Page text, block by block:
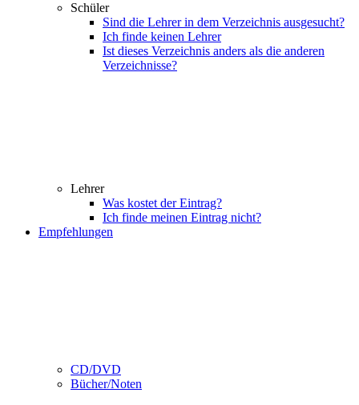
Schüler
Sind die Lehrer in dem Verzeichnis ausgesucht?
Ich finde keinen Lehrer
Ist dieses Verzeichnis anders als die anderen
Verzeichnisse?
Lehrer
Was kostet der Eintrag?
Ich finde meinen Eintrag nicht?
Empfehlungen
CD/DVD
Bücher/Noten